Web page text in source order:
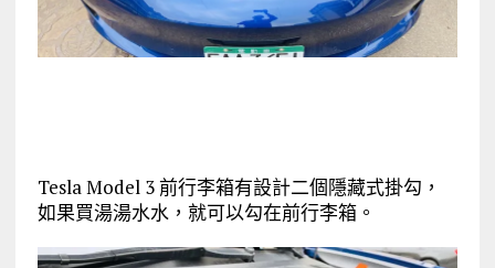
Tesla Model 3 前行李箱有設計二個隱藏式掛勾，
如果買湯湯水水，就可以勾在前行李箱。